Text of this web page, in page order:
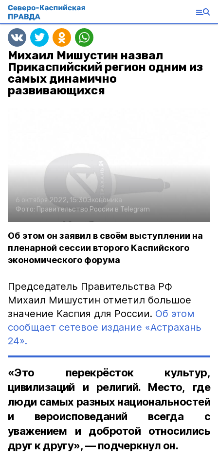
Михаил Мишустин назвал
Прикаспийский регион одним из
самых динамично
развивающихся
6 октября 2022, 15:30Экономика
Фото: Правительство России в Telegram
Об этом он заявил в своём выступлении на
пленарной сессии второго Каспийского
экономического форума
Председатель Правительства РФ
Михаил Мишустин отметил большое
значение Каспия для России. Об этом
сообщает сетевое издание «Астрахань
24».
«Это перекрёсток культур,
цивилизаций и религий. Место, где
люди самых разных национальностей
и вероисповеданий всегда с
уважением и добротой относились
друг к другу», — подчеркнул он.